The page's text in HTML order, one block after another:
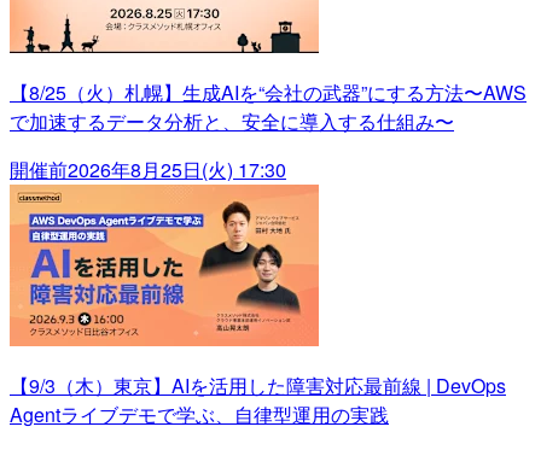
【8/25（火）札幌】生成AIを“会社の武器”にする方法〜AWS
で加速するデータ分析と、安全に導入する仕組み〜
開催前2026年8月25日(火) 17:30
【9/3（木）東京】AIを活用した障害対応最前線 | DevOps
Agentライブデモで学ぶ、自律型運用の実践